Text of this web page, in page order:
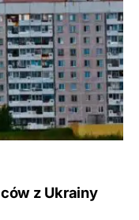
z Ukrainy